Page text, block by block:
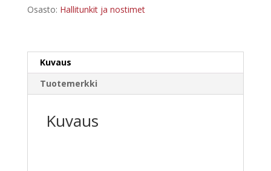
5
Osasto: Hallitunkit ja nostimet
Kuvaus
Tuotemerkki
Kuvaus